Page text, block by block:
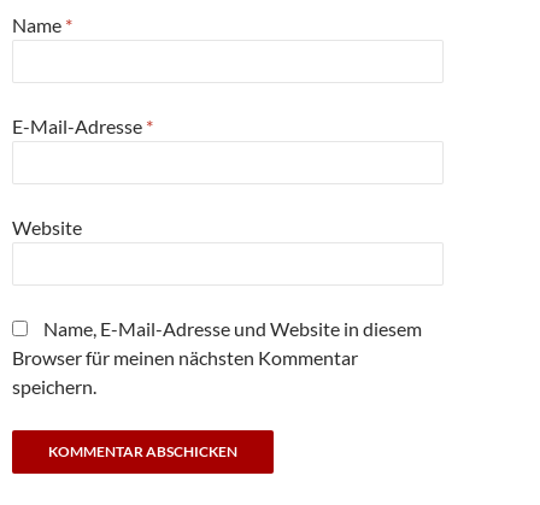
Name *
E-Mail-Adresse *
Website
Name, E-Mail-Adresse und Website in diesem
Browser für meinen nächsten Kommentar
speichern.